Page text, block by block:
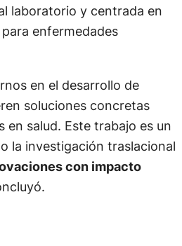
laboratorio y centrada en
enfermedades
en el desarrollo de
soluciones concretas
en salud. Este trabajo es un
la investigación traslacional
con impacto